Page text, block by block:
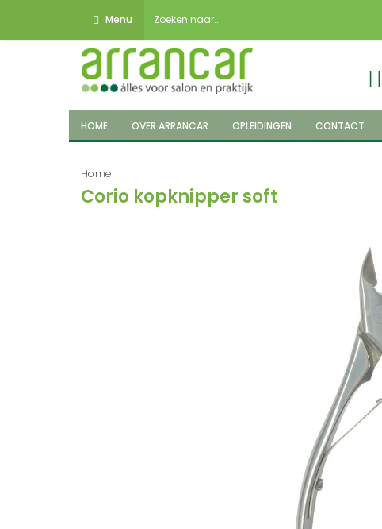
Menu
HOME OVER ARRANCAR OPLEIDINGEN CONTACT
Home
Corio kopknipper soft